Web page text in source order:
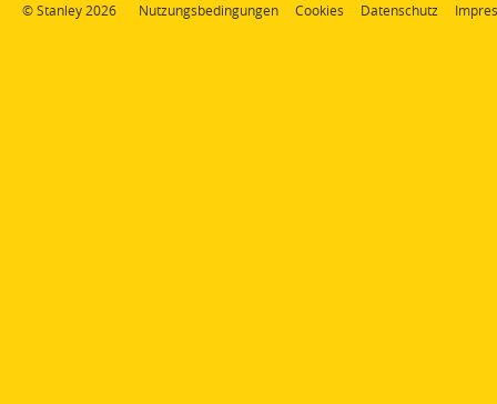
© Stanley 2026 Nutzungsbedingungen Cookies Datenschutz